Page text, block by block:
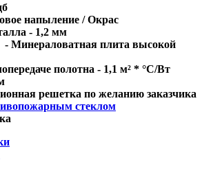
напыление / Окрас
- 1,2 мм
- Минераловатная плита высокой
полотна - 1,1 м² * °С/Вт
решетка по желанию заказчика
стеклом